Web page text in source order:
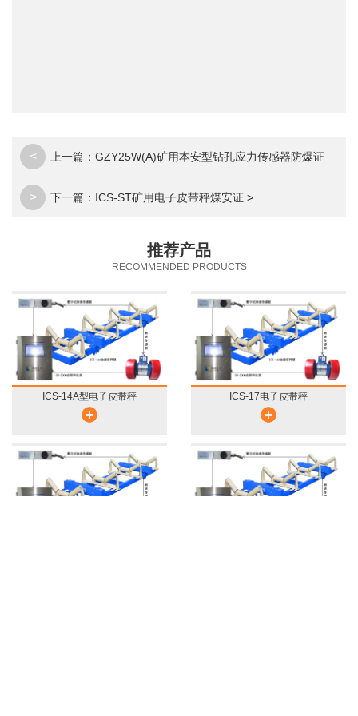
< 上一篇： GZY25W(A)矿用本安型钻孔应力传感器防爆证
> 下一篇： ICS-ST矿用电子皮带秤煤安证 >
推荐产品
RECOMMENDED PRODUCTS
ICS-14A型电子皮带秤 ICS-17电子皮带秤
在线咨询 拨打电话